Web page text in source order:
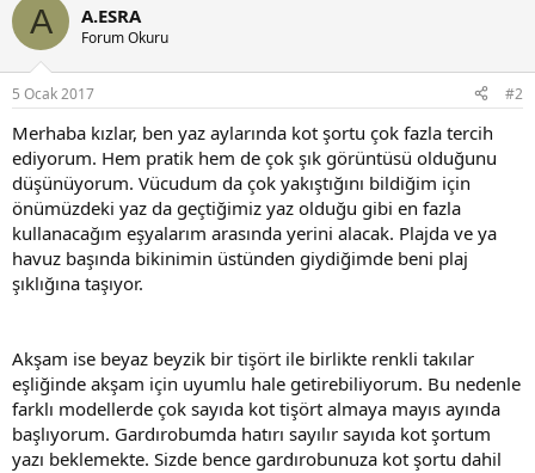
A A.ESRA
Forum Okuru
5 Ocak 2017 #2
Merhaba kızlar, ben yaz aylarında kot şortu çok fazla tercih
ediyorum. Hem pratik hem de çok şık görüntüsü olduğunu
düşünüyorum. Vücudum da çok yakıştığını bildiğim için
önümüzdeki yaz da geçtiğimiz yaz olduğu gibi en fazla
kullanacağım eşyalarım arasında yerini alacak. Plajda ve ya
havuz başında bikinimin üstünden giydiğimde beni plaj
şıklığına taşıyor.
Akşam ise beyaz beyzik bir tişört ile birlikte renkli takılar
eşliğinde akşam için uyumlu hale getirebiliyorum. Bu nedenle
farklı modellerde çok sayıda kot tişört almaya mayıs ayında
başlıyorum. Gardırobumda hatırı sayılır sayıda kot şortum
yazı beklemekte. Sizde bence gardırobunuza kot şortu dahil